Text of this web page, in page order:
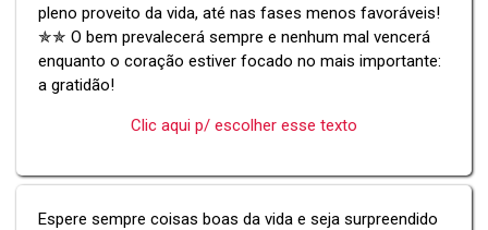
pleno proveito da vida, até nas fases menos favoráveis!
✯✯ O bem prevalecerá sempre e nenhum mal vencerá
enquanto o coração estiver focado no mais importante:
a gratidão!
Clic aqui p/ escolher esse texto
Espere sempre coisas boas da vida e seja surpreendido